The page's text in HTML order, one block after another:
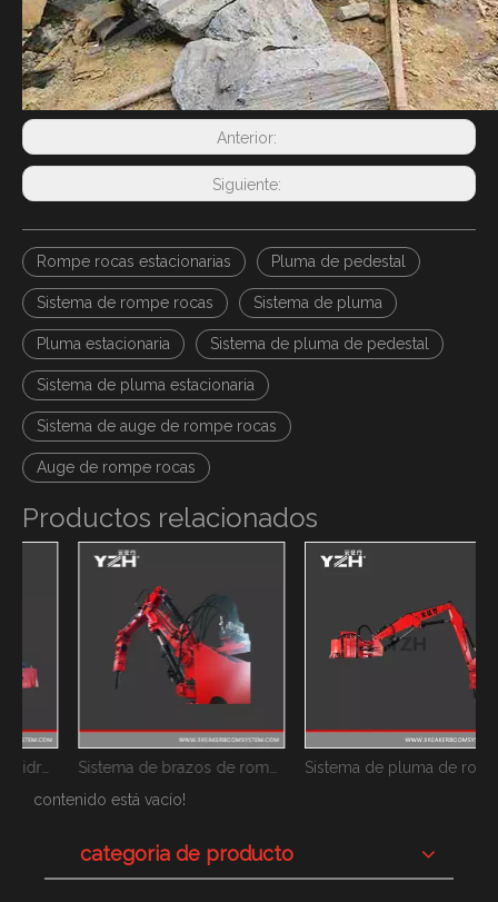
Anterior:
Siguiente:
Rompe rocas estacionarias Pluma de pedestal
Sistema de rompe rocas Sistema de pluma
Pluma estacionaria Sistema de pluma de pedestal
Sistema de pluma estacionaria
Sistema de auge de rompe rocas
Auge de rompe rocas
Productos relacionados
Sistema de brazos de rompe rocas hidráulicos de pedestal de tipo fijo
Sistema de pluma de rompe rocas hidráulica de pedestal fijo
contenido está vacío!
categoria de producto